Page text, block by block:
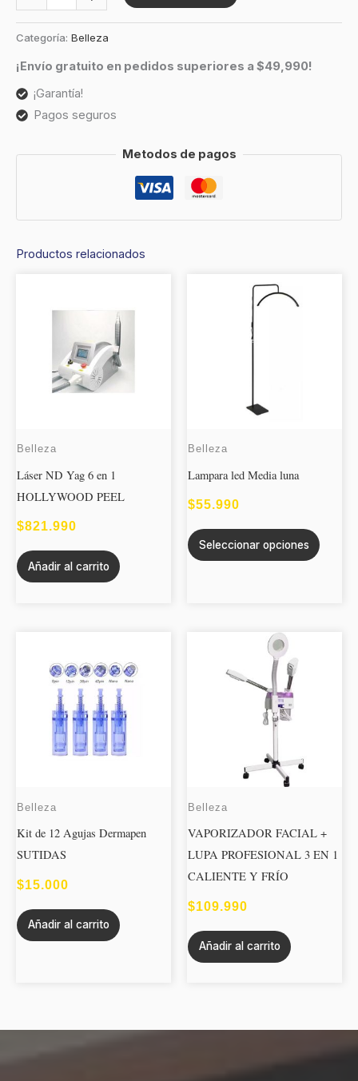
Categoría: Belleza
¡Envío gratuito en pedidos superiores a $49,990!
¡Garantía!
Pagos seguros
Metodos de pagos
Productos relacionados
Belleza
Láser ND Yag 6 en 1
HOLLYWOOD PEEL
$821.990
Añadir al carrito
Belleza
Lampara led Media luna
$55.990
Seleccionar opciones
página
Belleza
Kit de 12 Agujas Dermapen
SUTIDAS
$15.000
Añadir al carrito
Belleza
VAPORIZADOR FACIAL +
LUPA PROFESIONAL 3 EN 1
CALIENTE Y FRÍO
$109.990
Añadir al carrito